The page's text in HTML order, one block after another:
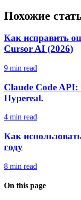
Похожие
Как исправить
Cursor AI (2026)
9 min read
Claude Code API:
Hypereal.
4 min read
Как
году
8 min read
On this page